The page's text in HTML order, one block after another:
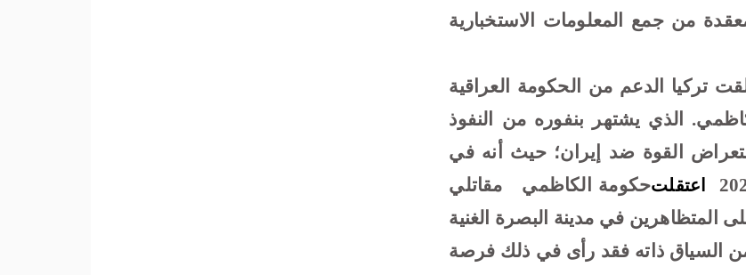
من جمع المعلومات الاستخبارية
تركيا الدعم من الحكومة العراقية
الذي يشتهر بنفوره من النفوذ
القوة ضد إيران؛ حيث أنه في
اعتقلتحكومة الكاظمي
مقاتلي
على المتظاهرين في مدينة البصرة الغنية
السياق ذاته فقد رأى في ذلك فرصة